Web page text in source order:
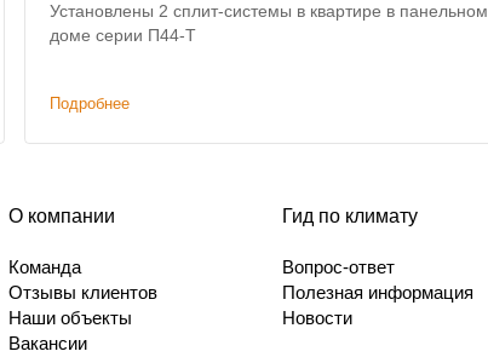
Установлены 2 сплит-системы в квартире в панельном
доме серии П44-Т
Подробнее
О компании
Команда
Отзывы клиентов
Наши объекты
Вакансии
Гид по климату
Вопрос-ответ
Полезная информация
Новости